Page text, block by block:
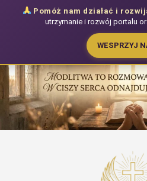
do
treści
Pomóż nam działać i
utrzymanie i rozwój portalu
WESPRZYJ